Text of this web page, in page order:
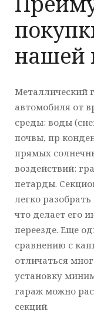
нашей
Металлический
автомобиля от
среды: воды
почвы, пр
прямых
воздействий:
петарды.
легко
что делает его
переезде. Еще
сравнению с
отличаться
установку
гараж можно
секций.